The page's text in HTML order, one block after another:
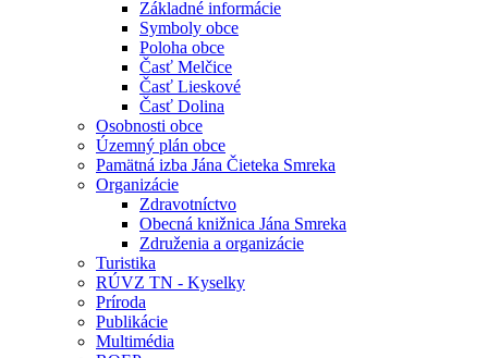
Základné informácie
Symboly obce
Poloha obce
Časť Melčice
Časť Lieskové
Časť Dolina
Osobnosti obce
Územný plán obce
Pamätná izba Jána Čieteka Smreka
Organizácie
Zdravotníctvo
Obecná knižnica Jána Smreka
Združenia a organizácie
Turistika
RÚVZ TN - Kyselky
Príroda
Publikácie
Multimédia